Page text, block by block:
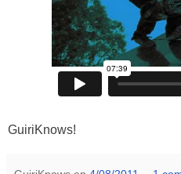
GuiriKnows!